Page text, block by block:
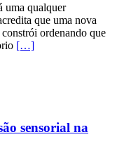
uma qualquer
que uma nova
ordenando que
[…]
sensorial na